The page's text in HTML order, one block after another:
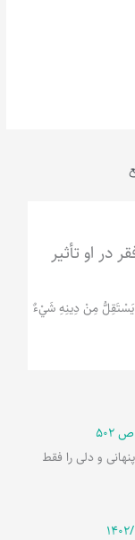
در او تأثیر
يَسْتَقِلُّ مِنْ دِينِهِ شَيْ‌ءٌ
و دلی را فقط
۲۱